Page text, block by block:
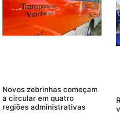
Novos zebrinhas começam
a circular em quatro
regiões administrativas